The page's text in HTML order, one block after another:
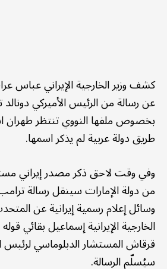
كشف وزير الخارجية الإيراني عباس
عن رسالة من الرئيس الأميركي دونالد
بخصوص ملفها النووي تنتظر طهران
طريق دولة عربية لم يذكر اسمها.
وفي وقت لاحق ذكر مصدر إيراني
من دولة الإمارات سينقل رسالة
وسائل إعلام رسمية إيرانية عن
الخارجية الإيرانية إسماعيل بقائي قوله
قرقاش المستشار الدبلوماسي
سيُسلّم الرسالة.